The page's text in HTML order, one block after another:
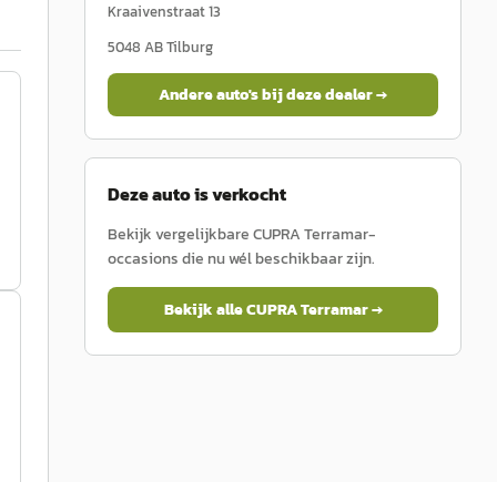
Kraaivenstraat 13
5048 ABTilburg
Andere auto's bij deze dealer →
Deze auto is verkocht
Bekijk vergelijkbareCUPRATerramar-
occasions die nu wél beschikbaar zijn.
Bekijk alleCUPRATerramar→